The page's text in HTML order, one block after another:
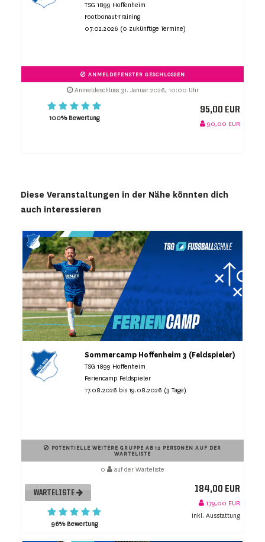
TSG 1899 Hoffenheim
Footbonaut-Training
07.02.2026 (0 zukünftige Termine)
ANMELDEFENSTER GESCHLOSSEN
Anmeldeschluss 31. Januar 2026, 10:00 Uhr
100% Bewertung
95,00 EUR
90,00 EUR
Diese Veranstaltungen in der Nähe könnten dich
auch interessieren
Sommercamp Hoffenheim 3 (Feldspieler)
TSG 1899 Hoffenheim
Feriencamp Feldspieler
17.08.2026 bis 19.08.2026 (3 Tage)
POTENTIELLE WEITERE GRUPPE AB 12 PERSONEN AUF DER
WARTELISTE
0 auf der Warteliste
WARTELISTE
96% Bewertung
184,00 EUR
179,00 EUR
inkl. Ausstattung